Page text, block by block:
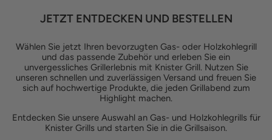
JETZT ENTDECKEN UND BESTELLEN
Wählen Sie jetzt Ihren bevorzugten Gas- oder Holzkohlegrill
und das passende Zubehör und erleben Sie ein
unvergessliches Grillerlebnis mit Knister Grill. Nutzen Sie
unseren schnellen und zuverlässigen Versand und freuen Sie
sich auf hochwertige Produkte, die jeden Grillabend zum
Highlight machen.
Entdecken Sie unsere Auswahl an Gas- und Holzkohlegrills für
Knister Grills und starten Sie in die Grillsaison.